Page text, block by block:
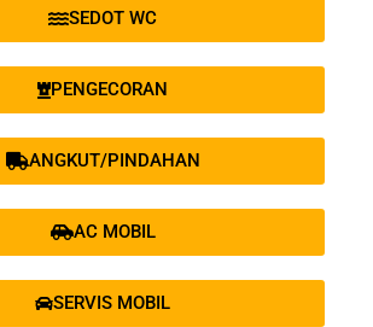
SEDOT WC
PENGECORAN
ANGKUT/PINDAHAN
AC MOBIL
SERVIS MOBIL